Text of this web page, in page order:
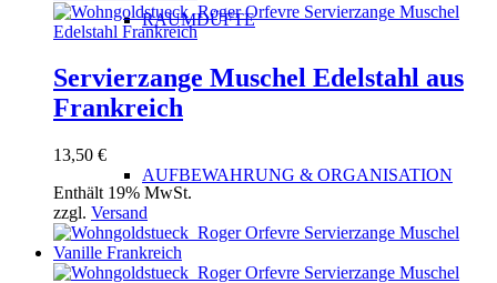
RAUMDÜFTE
AUFBEWAHRUNG & ORGANISATION
Servierzange Muschel Edelstahl aus
Frankreich
13,50 €
Enthält 19% MwSt.
zzgl. Versand